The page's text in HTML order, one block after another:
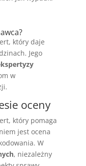
który daje
Jego
w
oceny
który pomaga
jest ocena
W
, niezależny